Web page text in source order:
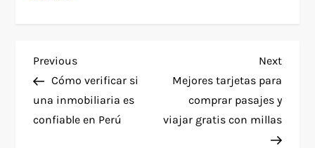
P
o
s
Previous
Post
Previous
Cómo verificar si
una inmobiliaria es
confiable en Perú
Next
Post
Next
Mejores tarjetas para
comprar pasajes y
viajar gratis con millas